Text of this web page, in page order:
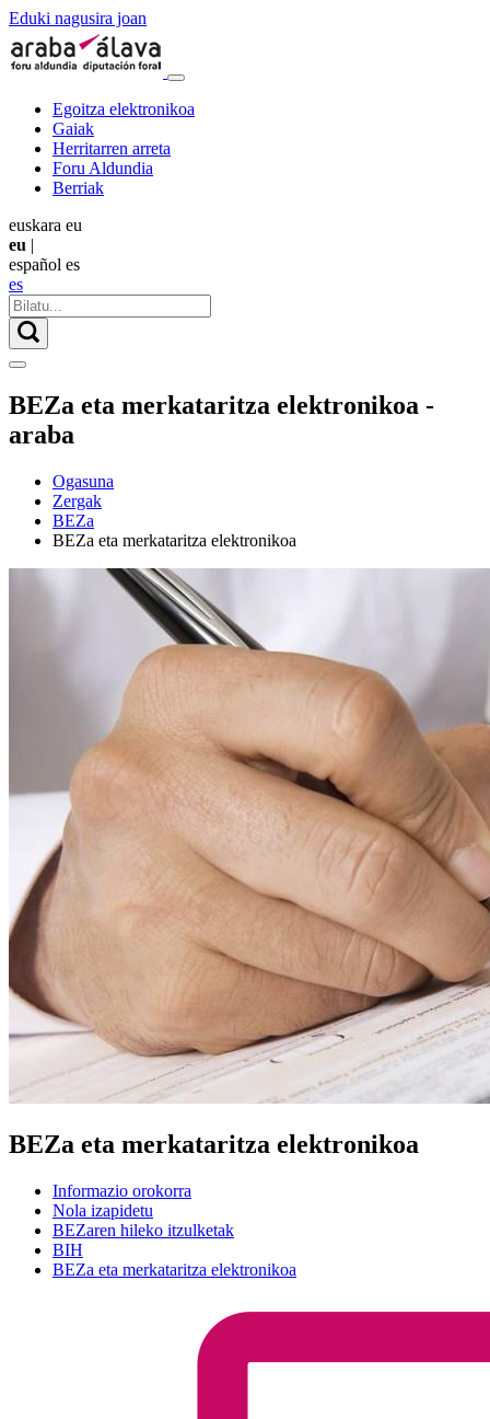
Eduki nagusira joan
Egoitza elektronikoa
Gaiak
Herritarren arreta
Foru Aldundia
Berriak
euskara eu
eu |
español es
es
BEZa eta merkataritza elektronikoa -
araba
Ogasuna
Zergak
BEZa
BEZa eta merkataritza elektronikoa
BEZa eta merkataritza elektronikoa
Informazio orokorra
Nola izapidetu
BEZaren hileko itzulketak
BIH
BEZa eta merkataritza elektronikoa